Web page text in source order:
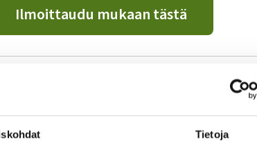
Tietoja
Ilmoittaudu mukaan tästä
käytöstä, hakemisesta ja selvittämisestä
jotka vastaavat STEA-avustuksen käytöstä